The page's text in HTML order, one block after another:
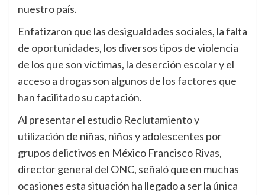
nuestro país.
Enfatizaron que las desigualdades sociales, la falta
de oportunidades, los diversos tipos de violencia
de los que son víctimas, la deserción escolar y el
acceso a drogas son algunos de los factores que
han facilitado su captación.
Al presentar el estudio Reclutamiento y
utilización de niñas, niños y adolescentes por
grupos delictivos en México Francisco Rivas,
director general del ONC, señaló que en muchas
ocasiones esta situación ha llegado a ser la única